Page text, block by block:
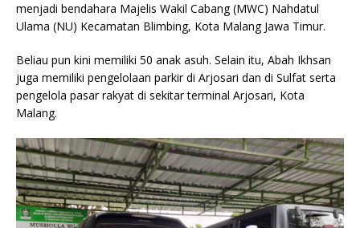
menjadi bendahara Majelis Wakil Cabang (MWC) Nahdatul
Ulama (NU) Kecamatan Blimbing, Kota Malang Jawa Timur.
Beliau pun kini memiliki 50 anak asuh. Selain itu, Abah Ikhsan
juga memiliki pengelolaan parkir di Arjosari dan di Sulfat serta
pengelola pasar rakyat di sekitar terminal Arjosari, Kota
Malang.